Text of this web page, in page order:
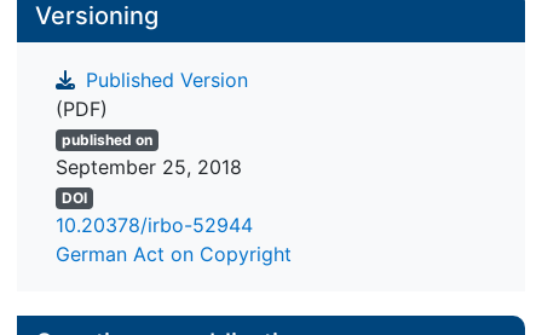
Versioning
Published Version
(PDF)
published on
September 25, 2018
DOI
10.20378/irbo-52944
German Act on Copyright